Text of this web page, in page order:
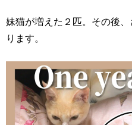
妹猫が増えた２匹。その後
ります。